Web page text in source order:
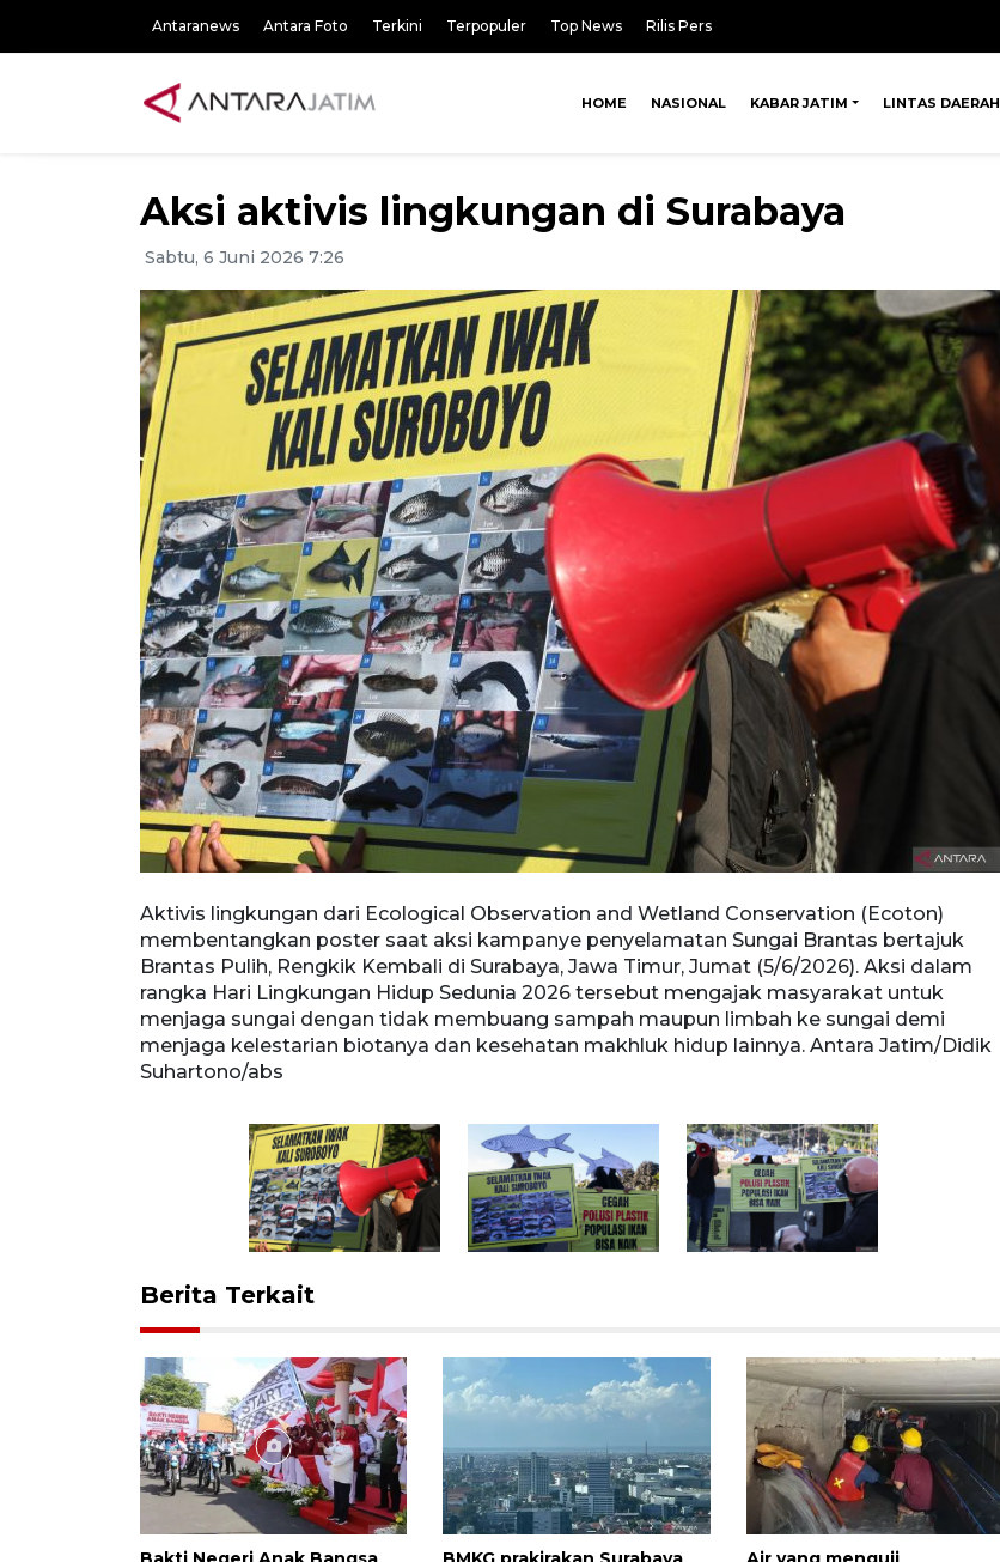
Antaranews Antara Foto Terkini Terpopuler Top News Rilis Pers
HOME NASIONAL KABAR JATIM LINTAS DAERAH
Aksi aktivis lingkungan di Surabaya
Sabtu, 6 Juni 2026 7:26
Aktivis lingkungan dari Ecological Observation and Wetland Conservation (Ecoton)
membentangkan poster saat aksi kampanye penyelamatan Sungai Brantas bertajuk
Brantas Pulih, Rengkik Kembali di Surabaya, Jawa Timur, Jumat (5/6/2026). Aksi dalam
rangka Hari Lingkungan Hidup Sedunia 2026 tersebut mengajak masyarakat untuk
menjaga sungai dengan tidak membuang sampah maupun limbah ke sungai demi
menjaga kelestarian biotanya dan kesehatan makhluk hidup lainnya. Antara Jatim/Didik
Suhartono/abs
Berita Terkait